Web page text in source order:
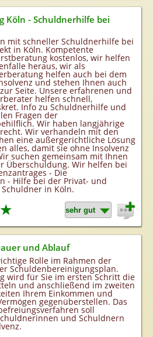
Köln - Schuldnerhilfe bei
mit schneller Schuldnerhilfe bei
in Köln. Kompetente
kostenlos, wir helfen
heraus, wir als
helfen auch bei dem
und stehen Ihnen auch
Seite. Unsere erfahrenen und
helfen schnell,
Info zu Schuldnerhilfe und
Fragen der
Wir haben langjährige
Wir verhandeln mit den
eine außergerichtliche Lösung
alles, damit sie ohne Insolvenz
suchen gemeinsam mit Ihnen
Überschuldung. Wir helfen bei
- Die
- Hilfe bei der Privat- und
in Köln.
★
und Ablauf
Rolle im Rahmen der
Schuldenbereinigungsplan.
wird für Sie im ersten Schritt die
und anschließend im zweiten
Ihrem Einkommen und
gegenüberstellen. Das
soll
und Schuldnern